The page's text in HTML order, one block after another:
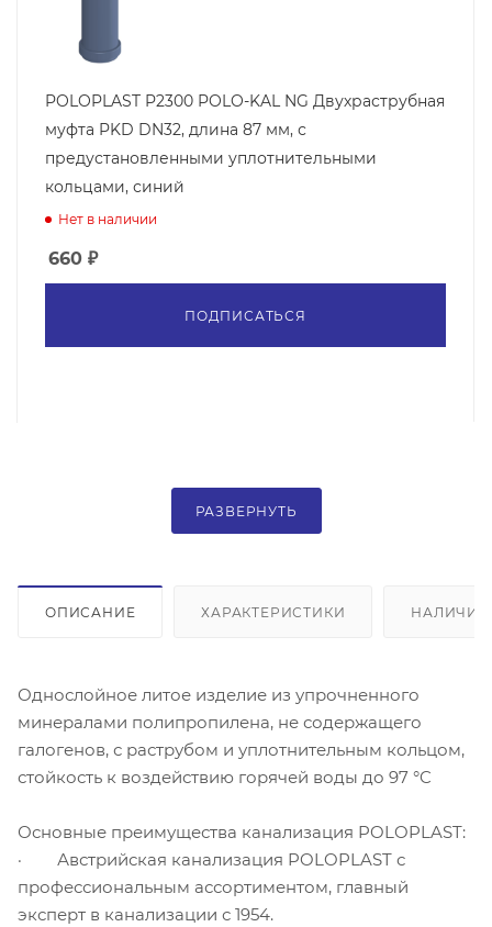
POLOPLAST P2300 POLO-KAL NG Двухраструбная
муфта PKD DN32, длина 87 мм, с
предустановленными уплотнительными
кольцами, синий
Нет в наличии
660 ₽
ПОДПИСАТЬСЯ
РАЗВЕРНУТЬ
ОПИСАНИЕ ХАРАКТЕРИСТИКИ НАЛИЧИЕ
Однослойное литое изделие из упрочненного
минералами полипропилена, не содержащего
галогенов, с раструбом и уплотнительным кольцом,
стойкость к воздействию горячей воды до 97 °C
Основные преимущества канализация POLOPLAST:
· Австрийская канализация POLOPLAST с
профессиональным ассортиментом, главный
эксперт в канализации с 1954.